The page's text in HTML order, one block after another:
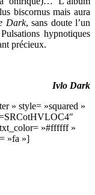
biscornus mais aura
Dark, sans doute l’un
hypnotiques
précieux.
Ivlo Dark
» style= »squared »
»#ffffff »
»fa »]